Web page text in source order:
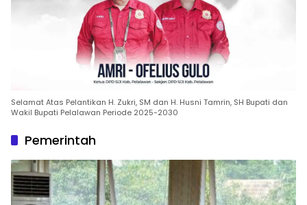
Selamat Atas Pelantikan H. Zukri, SM dan H. Husni Tamrin, SH Bupati dan
Wakil Bupati Pelalawan Periode 2025-2030
Pemerintah